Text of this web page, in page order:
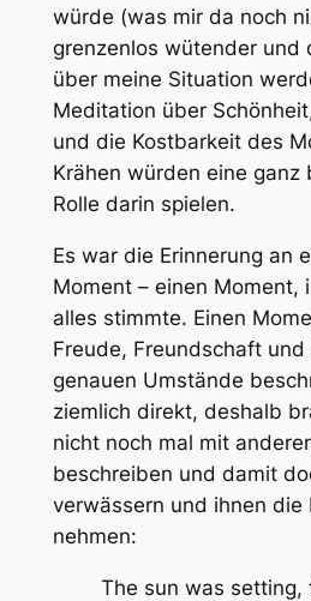
würde (was mir da noch
grenzenlos wütender und
über meine Situation
Meditation über
und die Kostbarkeit des
Krähen würden eine ganz
Rolle darin spielen.
Es war die Erinnerung an
Moment – einen Moment,
alles stimmte. Einen
Freude, Freundschaft
genauen Umstände
ziemlich direkt, deshalb
nicht noch mal mit
beschreiben und damit
verwässern und ihnen die
nehmen:
The sun was setting,